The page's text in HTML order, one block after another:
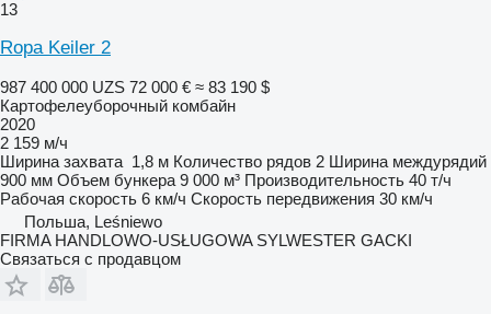
13
Ropa Keiler 2
987 400 000 UZS 72 000 € ≈ 83 190 $
Картофелеуборочный комбайн
2020
2 159 м/ч
Ширина захвата 1,8 м Количество рядов 2 Ширина междурядий
900 мм Объем бункера 9 000 м³ Производительность 40 т/ч
Рабочая скорость 6 км/ч Скорость передвижения 30 км/ч
Польша, Leśniewo
FIRMA HANDLOWO-USŁUGOWA SYLWESTER GACKI
Связаться с продавцом